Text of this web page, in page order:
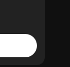
der Hoffnung
über alles